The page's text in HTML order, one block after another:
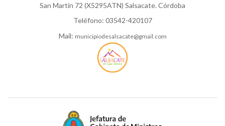
San Martín 72 (X5295ATN) Salsacate. Córdoba
Teléfono: 03542-420107
Mail: municipiodesalsacate@gmail.com